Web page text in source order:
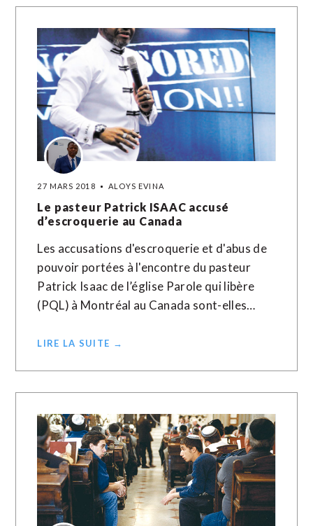
27 MARS 2018 ALOYS EVINA
Le pasteur Patrick ISAAC accusé
d’escroquerie au Canada
Les accusations d'escroquerie et d'abus de
pouvoir portées à l'encontre du pasteur
Patrick Isaac de l’église Parole qui libère
(PQL) à Montréal au Canada sont-elles…
LIRE LA SUITE →